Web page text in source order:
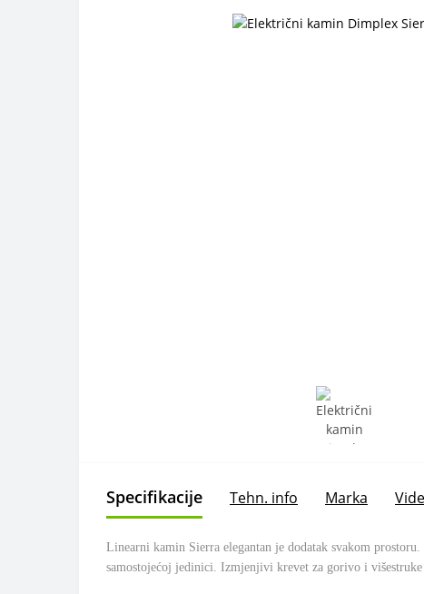
Specifikacije Tehn. info Marka
Linearni kamin Sierra elegantan je dodatak svakom
samostojećoj jedinici. Izmjenjivi krevet za gorivo i